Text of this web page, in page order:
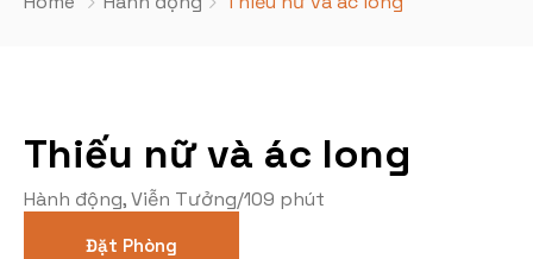
cơ sở Phan Văn Trường
Cơ sở Nghĩa Đô
Kho phim
Phim Đang Hot
Khuyến Mãi
Thiếu nữ và ác long
Hành động,Viễn Tưởng/109 phút
Đặt Phòng